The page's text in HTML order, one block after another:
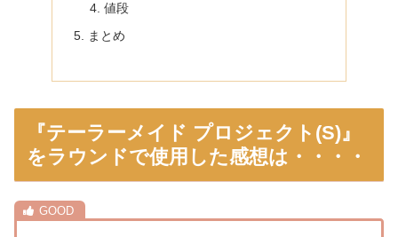
値段
まとめ
『テーラーメイド プロジェクト(S)』
をラウンドで使用した感想は・・・・